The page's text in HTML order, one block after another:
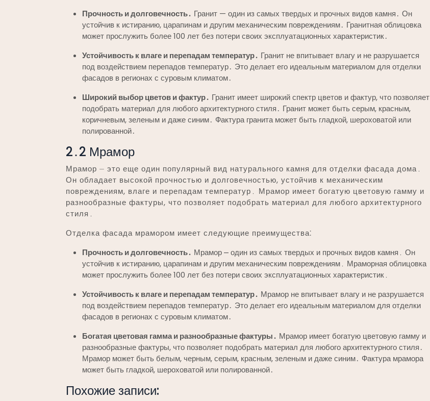
Прочность и долговечность․ Гранит — один из самых твердых и прочных видов камня․ Он
устойчив к истиранию, царапинам и другим механическим повреждениям․ Гранитная облицовка
может прослужить более 100 лет без потери своих эксплуатационных характеристик․
Устойчивость к влаге и перепадам температур․ Гранит не впитывает влагу и не разрушается
под воздействием перепадов температур․ Это делает его идеальным материалом для отделки
фасадов в регионах с суровым климатом․
Широкий выбор цветов и фактур․ Гранит имеет широкий спектр цветов и фактур, что позволяет
подобрать материал для любого архитектурного стиля․ Гранит может быть серым, красным,
коричневым, зеленым и даже синим․ Фактура гранита может быть гладкой, шероховатой или
полированной․
2․2 Мрамор
Мрамор ⏤ это еще один популярный вид натурального камня для отделки фасада дома․
Он обладает высокой прочностью и долговечностью, устойчив к механическим
повреждениям, влаге и перепадам температур․ Мрамор имеет богатую цветовую гамму и
разнообразные фактуры, что позволяет подобрать материал для любого архитектурного
стиля․
Отделка фасада мрамором имеет следующие преимущества⁚
Прочность и долговечность․ Мрамор ⎼ один из самых твердых и прочных видов камня․ Он
устойчив к истиранию, царапинам и другим механическим повреждениям․ Мраморная облицовка
может прослужить более 100 лет без потери своих эксплуатационных характеристик․
Устойчивость к влаге и перепадам температур․ Мрамор не впитывает влагу и не разрушается
под воздействием перепадов температур․ Это делает его идеальным материалом для отделки
фасадов в регионах с суровым климатом․
Богатая цветовая гамма и разнообразные фактуры․ Мрамор имеет богатую цветовую гамму и
разнообразные фактуры, что позволяет подобрать материал для любого архитектурного стиля․
Мрамор может быть белым, черным, серым, красным, зеленым и даже синим․ Фактура мрамора
может быть гладкой, шероховатой или полированной․
Похожие записи: